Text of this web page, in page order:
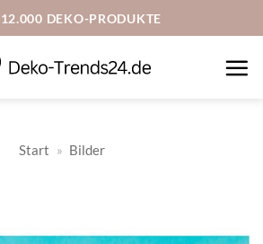
DEKO-PRODUKTE
Start » Bilder